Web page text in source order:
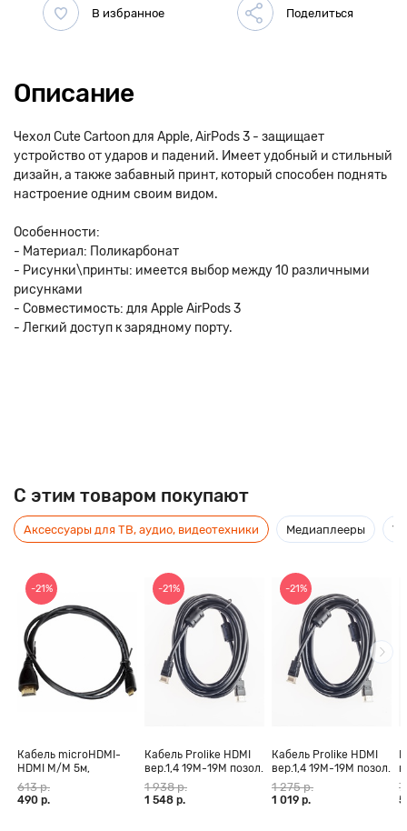
Описание
Чехол Cute Cartoon для Apple, AirPods 3 - защищает
устройство от ударов и падений. Имеет удобный и стильный
дизайн, а также забавный принт, который способен поднять
настроение одним своим видом.
Особенности:
- Материал: Поликарбонат
- Рисунки\принты: имеется выбор между 10 различными
рисунками
- Совместимость: для Apple AirPods 3
- Легкий доступ к зарядному порту.
C этим товаром покупают
Аксессуары для ТВ, аудио, видеотехники Медиаплееры
-21%
Кабель microHDMI-
HDMI M/M 5м,
позолоченные
контакты Blister box
613 р.
490 р.
-21%
Кабель Prolike HDMI
вер.1,4 19М-19М позол.
конт., ферритовые
кольца, 30 м
1 938 р.
1 548 р.
-21%
Кабель Prolike HDMI
вер.1,4 19М-19М позол.
конт., ферритовые
кольца, 20 м
1 275 р.
1 019 р.